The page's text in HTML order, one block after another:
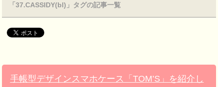
「37.CASSIDY(bl)」タグの記事一覧
手帳型デザインスマホケース「TOM’S」を紹介し